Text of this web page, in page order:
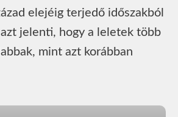
elejéig terjedő időszakból
azt jelenti, hogy a leletek több
mint azt korábban